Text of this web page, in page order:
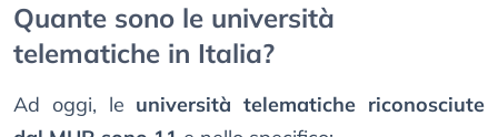
Quante sono le università
telematiche in Italia?
Ad oggi, le università telematiche riconosciute